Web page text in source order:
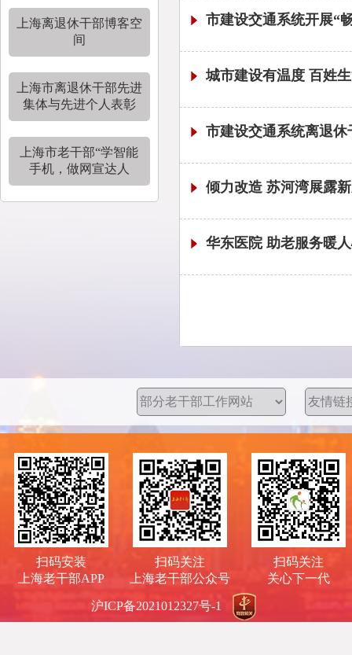
上海离退休干部博客空
间
上海市离退休干部先进
集体与先进个人表彰
上海市老干部“学智能
手机，做网宣达人
市建设交通系统开展“
城市建设有温度 百姓
市建设交通系统离退
倾力改造 苏河湾展露
华东医院 助老服务暖
扫码安装
上海老干部APP
扫码关注
上海老干部公众号
扫码关注
关心下一代
沪ICP备2021012327号-1